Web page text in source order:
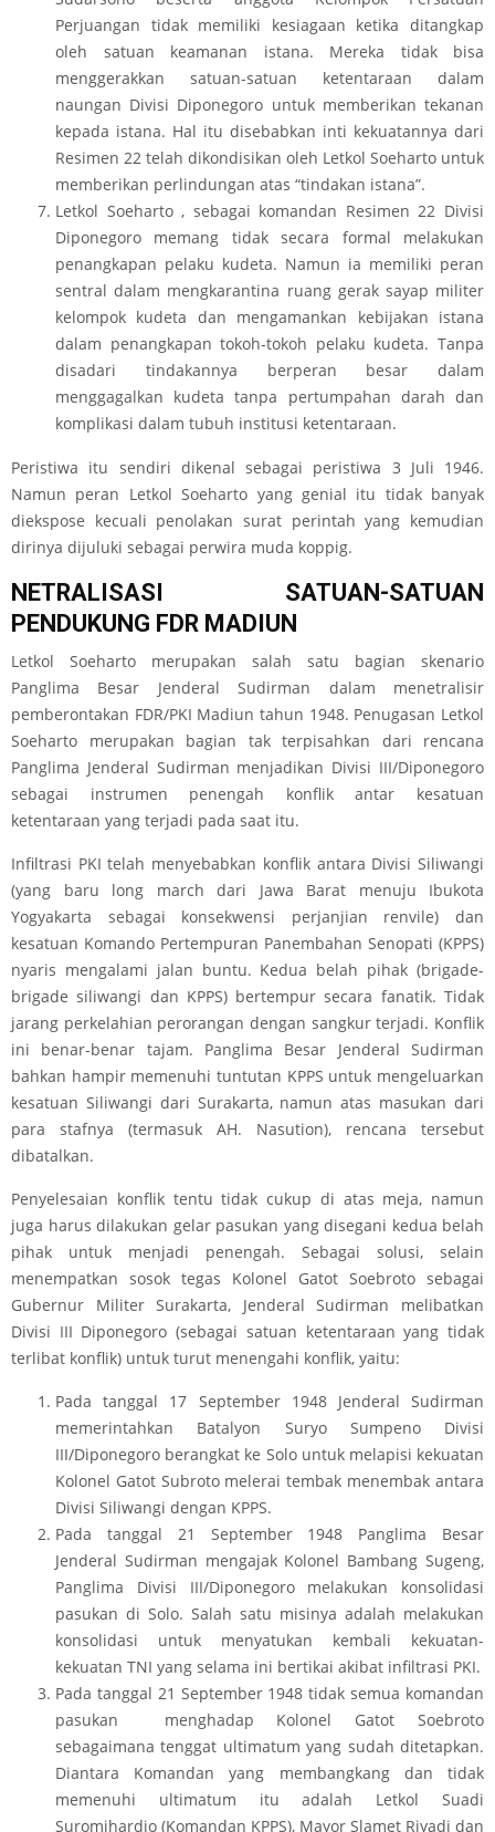
Perjuangan tidak memiliki kesiagaan ketika ditangkap
oleh satuan keamanan istana. Mereka tidak bisa
menggerakkan satuan-satuan ketentaraan dalam
naungan Divisi Diponegoro untuk memberikan tekanan
kepada istana. Hal itu disebabkan inti kekuatannya dari
Resimen 22 telah dikondisikan oleh Letkol Soeharto untuk
memberikan perlindungan atas “tindakan istana”.
Letkol Soeharto , sebagai komandan Resimen 22 Divisi
Diponegoro memang tidak secara formal melakukan
penangkapan pelaku kudeta. Namun ia memiliki peran
sentral dalam mengkarantina ruang gerak sayap militer
kelompok kudeta dan mengamankan kebijakan istana
dalam penangkapan tokoh-tokoh pelaku kudeta. Tanpa
disadari tindakannya berperan besar dalam
menggagalkan kudeta tanpa pertumpahan darah dan
komplikasi dalam tubuh institusi ketentaraan.
Peristiwa itu sendiri dikenal sebagai peristiwa 3 Juli 1946.
Namun peran Letkol Soeharto yang genial itu tidak banyak
diekspose kecuali penolakan surat perintah yang kemudian
dirinya dijuluki sebagai perwira muda koppig.
NETRALISASI SATUAN-SATUAN
PENDUKUNG FDR MADIUN
Letkol Soeharto merupakan salah satu bagian skenario
Panglima Besar Jenderal Sudirman dalam menetralisir
pemberontakan FDR/PKI Madiun tahun 1948. Penugasan Letkol
Soeharto merupakan bagian tak terpisahkan dari rencana
Panglima Jenderal Sudirman menjadikan Divisi III/Diponegoro
sebagai instrumen penengah konflik antar kesatuan
ketentaraan yang terjadi pada saat itu.
Infiltrasi PKI telah menyebabkan konflik antara Divisi Siliwangi
(yang baru long march dari Jawa Barat menuju Ibukota
Yogyakarta sebagai konsekwensi perjanjian renvile) dan
kesatuan Komando Pertempuran Panembahan Senopati (KPPS)
nyaris mengalami jalan buntu. Kedua belah pihak (brigade-
brigade siliwangi dan KPPS) bertempur secara fanatik. Tidak
jarang perkelahian perorangan dengan sangkur terjadi. Konflik
ini benar-benar tajam. Panglima Besar Jenderal Sudirman
bahkan hampir memenuhi tuntutan KPPS untuk mengeluarkan
kesatuan Siliwangi dari Surakarta, namun atas masukan dari
para stafnya (termasuk AH. Nasution), rencana tersebut
dibatalkan.
Penyelesaian konflik tentu tidak cukup di atas meja, namun
juga harus dilakukan gelar pasukan yang disegani kedua belah
pihak untuk menjadi penengah. Sebagai solusi, selain
menempatkan sosok tegas Kolonel Gatot Soebroto sebagai
Gubernur Militer Surakarta, Jenderal Sudirman melibatkan
Divisi III Diponegoro (sebagai satuan ketentaraan yang tidak
terlibat konflik) untuk turut menengahi konflik, yaitu:
Pada tanggal 17 September 1948 Jenderal Sudirman
memerintahkan Batalyon Suryo Sumpeno Divisi
III/Diponegoro berangkat ke Solo untuk melapisi kekuatan
Kolonel Gatot Subroto melerai tembak menembak antara
Divisi Siliwangi dengan KPPS.
Pada tanggal 21 September 1948 Panglima Besar
Jenderal Sudirman mengajak Kolonel Bambang Sugeng,
Panglima Divisi III/Diponegoro melakukan konsolidasi
pasukan di Solo. Salah satu misinya adalah melakukan
konsolidasi untuk menyatukan kembali kekuatan-
kekuatan TNI yang selama ini bertikai akibat infiltrasi PKI.
Pada tanggal 21 September 1948 tidak semua komandan
pasukan menghadap Kolonel Gatot Soebroto
sebagaimana tenggat ultimatum yang sudah ditetapkan.
Diantara Komandan yang membangkang dan tidak
memenuhi ultimatum itu adalah Letkol Suadi
Suromihardjo (Komandan KPPS), Mayor Slamet Riyadi dan